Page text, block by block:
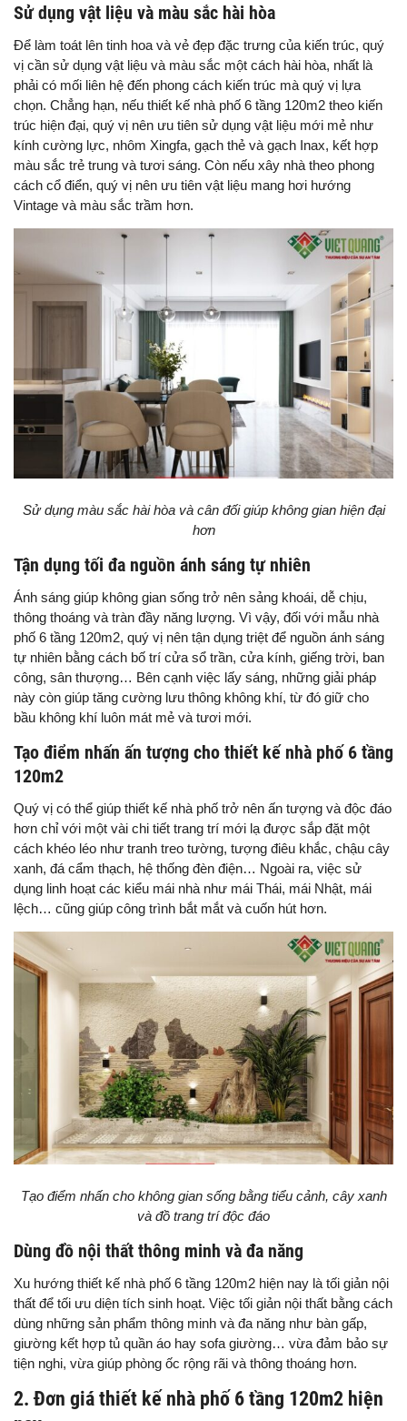
Sử dụng vật liệu và màu sắc hài hòa
Để làm toát lên tinh hoa và vẻ đẹp đặc trưng của kiến trúc, quý
vị cần sử dụng vật liệu và màu sắc một cách hài hòa, nhất là
phải có mối liên hệ đến phong cách kiến trúc mà quý vị lựa
chọn. Chẳng hạn, nếu thiết kế nhà phố 6 tầng 120m2 theo kiến
trúc hiện đại, quý vị nên ưu tiên sử dụng vật liệu mới mẻ như
kính cường lực, nhôm Xingfa, gạch thẻ và gạch Inax, kết hợp
màu sắc trẻ trung và tươi sáng. Còn nếu xây nhà theo phong
cách cổ điển, quý vị nên ưu tiên vật liệu mang hơi hướng
Vintage và màu sắc trầm hơn.
Sử dụng màu sắc hài hòa và cân đối giúp không gian hiện đại
hơn
Tận dụng tối đa nguồn ánh sáng tự nhiên
Ánh sáng giúp không gian sống trở nên sảng khoái, dễ chịu,
thông thoáng và tràn đầy năng lượng. Vì vậy, đối với mẫu nhà
phố 6 tầng 120m2, quý vị nên tận dụng triệt để nguồn ánh sáng
tự nhiên bằng cách bố trí cửa sổ trần, cửa kính, giếng trời, ban
công, sân thượng… Bên cạnh việc lấy sáng, những giải pháp
này còn giúp tăng cường lưu thông không khí, từ đó giữ cho
bầu không khí luôn mát mẻ và tươi mới.
Tạo điểm nhấn ấn tượng cho thiết kế nhà phố 6 tầng
120m2
Quý vị có thể giúp thiết kế nhà phố trở nên ấn tượng và độc đáo
hơn chỉ với một vài chi tiết trang trí mới lạ được sắp đặt một
cách khéo léo như tranh treo tường, tượng điêu khắc, chậu cây
xanh, đá cẩm thạch, hệ thống đèn điện… Ngoài ra, việc sử
dụng linh hoạt các kiểu mái nhà như mái Thái, mái Nhật, mái
lệch… cũng giúp công trình bắt mắt và cuốn hút hơn.
Tạo điểm nhấn cho không gian sống bằng tiểu cảnh, cây xanh
và đồ trang trí độc đáo
Dùng đồ nội thất thông minh và đa năng
Xu hướng thiết kế nhà phố 6 tầng 120m2 hiện nay là tối giản nội
thất để tối ưu diện tích sinh hoạt. Việc tối giản nội thất bằng cách
dùng những sản phẩm thông minh và đa năng như bàn gấp,
giường kết hợp tủ quần áo hay sofa giường… vừa đảm bảo sự
tiện nghi, vừa giúp phòng ốc rộng rãi và thông thoáng hơn.
2. Đơn giá thiết kế nhà phố 6 tầng 120m2 hiện